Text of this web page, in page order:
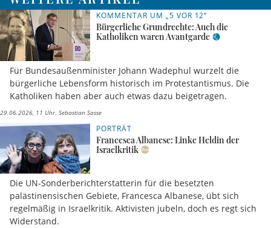
KOMMENTAR UM „5 VOR 12“
Bürgerliche Grundrechte: Auch die
Katholiken waren Avantgarde
Für Bundesaußenminister Johann Wadephul wurzelt die
bürgerliche Lebensform historisch im Protestantismus. Die
Katholiken haben aber auch etwas dazu beigetragen.
29.06.2026, 11 Uhr Sebastian Sasse
PORTRÄT
Francesca Albanese: Linke Heldin der
Israelkritik
Die UN-Sonderberichterstatterin für die besetzten
palästinensischen Gebiete, Francesca Albanese, übt sich
regelmäßig in Israelkritik. Aktivisten jubeln, doch es regt sich
Widerstand.